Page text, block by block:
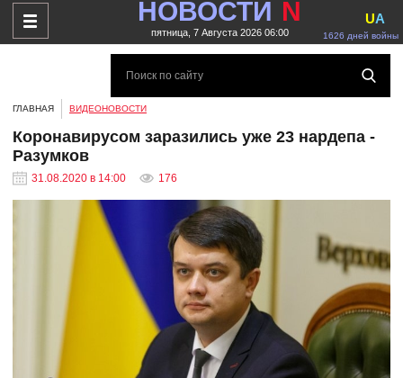
НОВОСТИ N
пятница, 7 Августа 2026 06:00 1626 дней войны
UA
ГЛАВНАЯ ВИДЕОНОВОСТИ
Коронавирусом заразились уже 23 нардепа -
Разумков
31.08.2020 в 14:00 176